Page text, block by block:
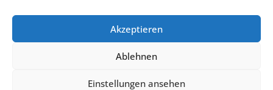
Akzeptieren
Ablehnen
Einstellungen ansehen
Impres­sum
Cookie-Richt­­li­­nie